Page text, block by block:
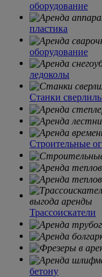
оборудование
пластика
оборудование
ледоколы
Станки
Строительные
Трассоискатели
бетону